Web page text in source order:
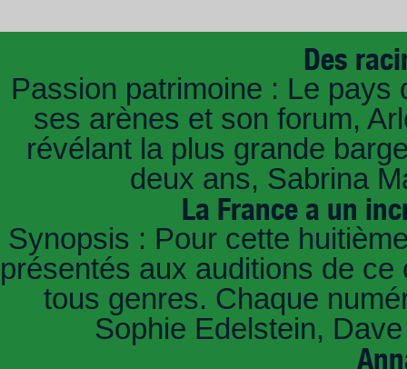
Des
Passion patrimoine : Le pays
ses arènes et son forum,
révélant la plus grande
deux ans, Sabrina
La France a un
Synopsis : Pour cette
présentés aux auditions de
tous genres. Chaque
Sophie Edelstein,